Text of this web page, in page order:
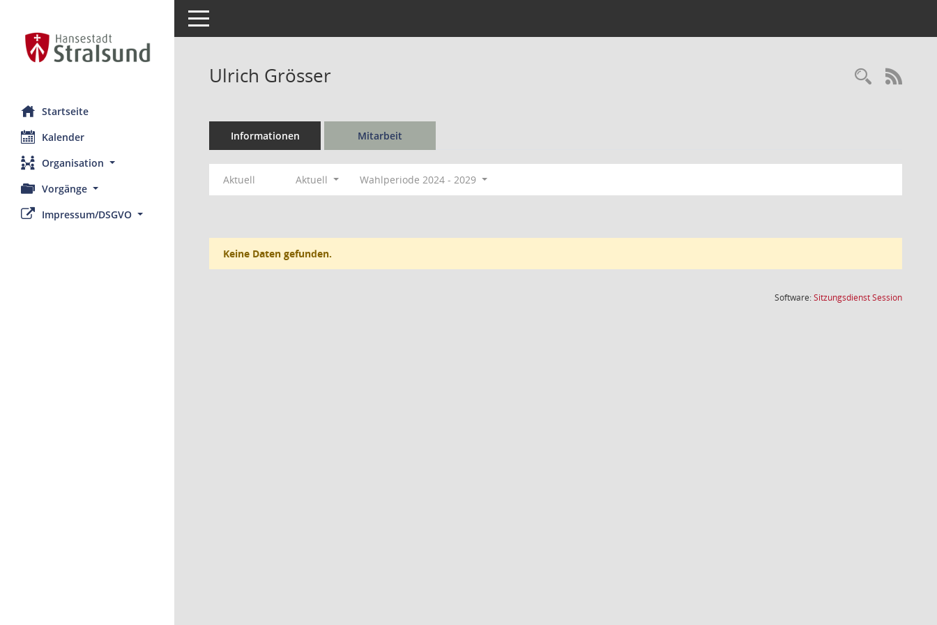
Startseite
Kalender
Organisation
Vorgänge
Impressum/DSGVO
Toggle navigation
Ulrich Grösser
Informationen Mitarbeit
Aktuell Aktuell Wahlperiode 2024 - 2029
Keine Daten gefunden.
Software:SitzungsdienstSession(Wird in